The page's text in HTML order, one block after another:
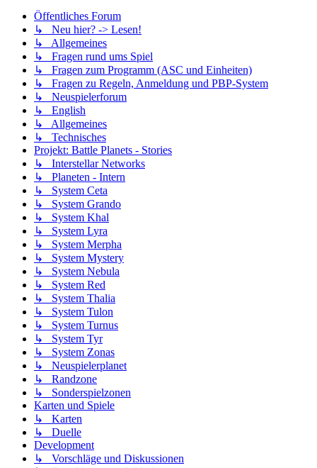
Öffentliches Forum
↳ Neu hier? -> Lesen!
↳ Allgemeines
↳ Fragen rund ums Spiel
↳ Fragen zum Programm (ASC und Einheiten)
↳ Fragen zu Regeln, Anmeldung und PBP-System
↳ Neuspielerforum
↳ English
↳ Allgemeines
↳ Technisches
Projekt: Battle Planets - Stories
↳ Interstellar Networks
↳ Planeten - Intern
↳ System Ceta
↳ System Grando
↳ System Khal
↳ System Lyra
↳ System Merpha
↳ System Mystery
↳ System Nebula
↳ System Red
↳ System Thalia
↳ System Tulon
↳ System Turnus
↳ System Tyr
↳ System Zonas
↳ Neuspielerplanet
↳ Randzone
↳ Sonderspielzonen
Karten und Spiele
↳ Karten
↳ Duelle
Development
↳ Vorschläge und Diskussionen